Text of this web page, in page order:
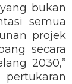
bukan
semua
projek
secara
2030,”
pertukaran